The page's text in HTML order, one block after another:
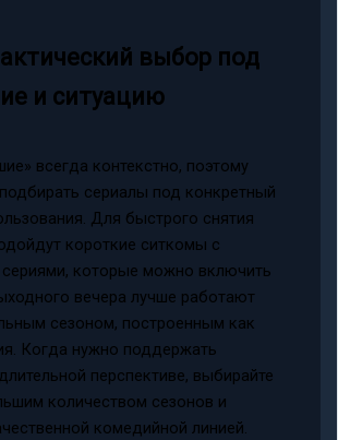
выбор под
и ситуацию
всегда контекстно, поэтому
сериалы под конкретный
Для быстрого снятия
короткие ситкомы с
которые можно включить
вечера лучше работают
сезоном, построенным как
Когда нужно поддержать
перспективе, выбирайте
количеством сезонов и
комедийной линией.